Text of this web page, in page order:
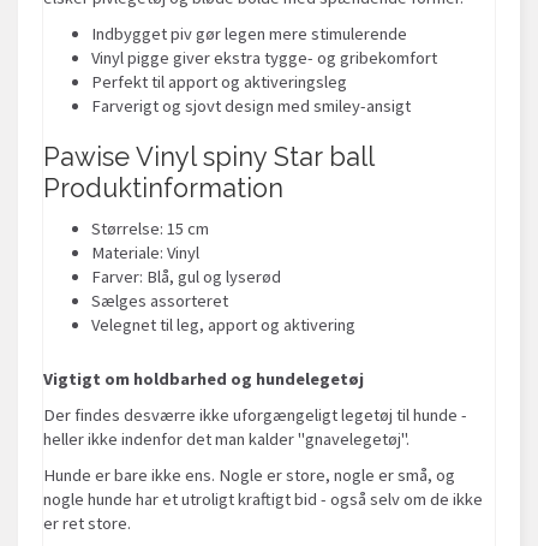
Indbygget piv gør legen mere stimulerende
Vinyl pigge giver ekstra tygge- og gribekomfort
Perfekt til apport og aktiveringsleg
Farverigt og sjovt design med smiley-ansigt
Pawise Vinyl spiny Star ball
Produktinformation
Størrelse: 15 cm
Materiale: Vinyl
Farver: Blå, gul og lyserød
Sælges assorteret
Velegnet til leg, apport og aktivering
Vigtigt om holdbarhed og hundelegetøj
Der findes desværre ikke uforgængeligt legetøj til hunde -
heller ikke indenfor det man kalder "gnavelegetøj".
Hunde er bare ikke ens. Nogle er store, nogle er små, og
nogle hunde har et utroligt kraftigt bid - også selv om de ikke
er ret store.